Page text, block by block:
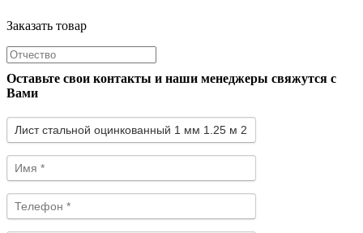
Заказать товар
Оставьте свои контакты и наши менеджеры свяжутся с
Вами